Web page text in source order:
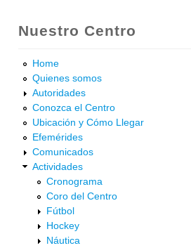
Nuestro Centro
Home
Quienes somos
Autoridades
Conozca el Centro
Ubicación y Cómo Llegar
Efemérides
Comunicados
Actividades
Cronograma
Coro del Centro
Fútbol
Hockey
Náutica